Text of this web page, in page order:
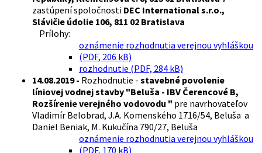
zastúpení spoločnosti DEC International s.r.o.,
Slávičie údolie 106, 811 02 Bratislava
Prílohy:
oznámenie rozhodnutia verejnou vyhláškou
(PDF, 206 kB)
rozhodnutie (PDF, 284 kB)
14.08.2019 - Rozhodnutie - stavebné povolenie
líniovej vodnej stavby "Beluša - IBV Čerencové B,
Rozšírenie verejného vodovodu " pre navrhovateľov
Vladimír Belobrad, J.A. Komenského 1716/54, Beluša a
Daniel Beniak, M. Kukučína 790/27, Beluša
oznámenie rozhodnutia verejnou vyhláškou
(PDF, 170 kB)